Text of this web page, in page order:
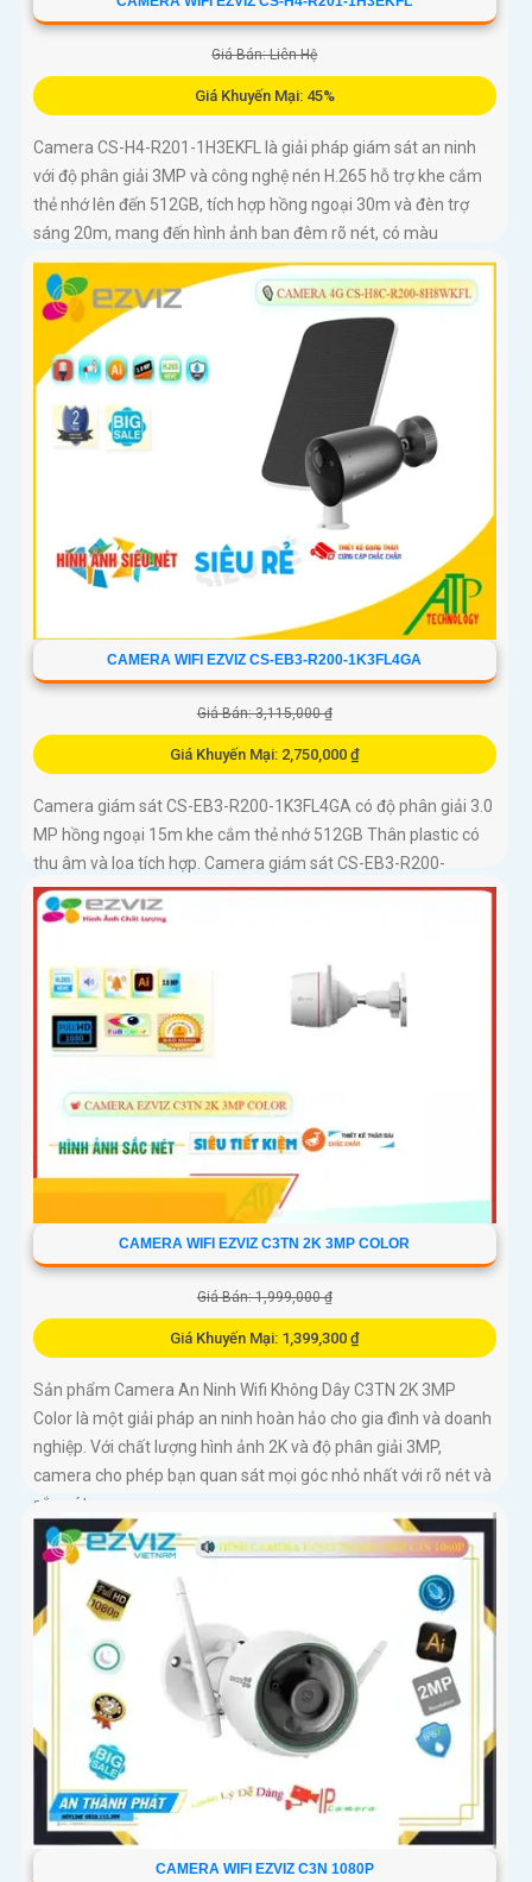
Giá Bán: Liên Hệ
Giá Khuyến Mại: 45%
Camera CS-H4-R201-1H3EKFL là giải pháp giám sát an ninh
với độ phân giải 3MP và công nghệ nén H.265 hỗ trợ khe cắm
thẻ nhớ lên đến 512GB, tích hợp hồng ngoại 30m và đèn trợ
sáng 20m, mang đến hình ảnh ban đêm rõ nét, có màu
CAMERA WIFI EZVIZ CS-EB3-R200-1K3FL4GA
Giá Bán: 3,115,000 ₫
Giá Khuyến Mại: 2,750,000 ₫
Camera giám sát CS-EB3-R200-1K3FL4GA có độ phân giải 3.0
MP hồng ngoại 15m khe cắm thẻ nhớ 512GB Thân plastic có
thu âm và loa tích hợp. Camera giám sát CS-EB3-R200-
1K3FL4GA là...
CAMERA WIFI EZVIZ C3TN 2K 3MP COLOR
Giá Bán: 1,999,000 ₫
Giá Khuyến Mại: 1,399,300 ₫
Sản phẩm Camera An Ninh Wifi Không Dây C3TN 2K 3MP
Color là một giải pháp an ninh hoàn hảo cho gia đình và doanh
nghiệp. Với chất lượng hình ảnh 2K và độ phân giải 3MP,
camera cho phép bạn quan sát mọi góc nhỏ nhất với rõ nét và
sắc nét
CAMERA WIFI EZVIZ C3N 1080P